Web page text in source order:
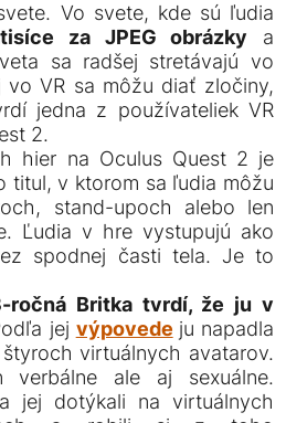
Vo svete, kde sú ľudia
za JPEG obrázky a
sa radšej stretávajú vo
VR sa môžu diať zločiny,
jedna z používateliek VR
2.
hier na Oculus Quest 2 je
titul, v ktorom sa ľudia môžu
stand-upoch alebo len
Ľudia v hre vystupujú ako
spodnej časti tela. Je to
ročná Britka tvrdí, že ju v
jej výpovede ju napadla
virtuálnych avatarov.
ale aj sexuálne.
jej dotýkali na virtuálnych